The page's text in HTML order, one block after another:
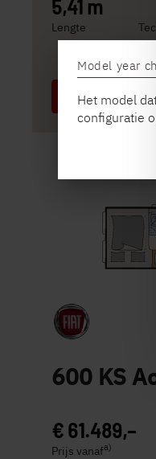
5,41 m
Lengte
600 KS
€ 61.489,–
Prijs vanafa)
Model year
Het model
configuratie